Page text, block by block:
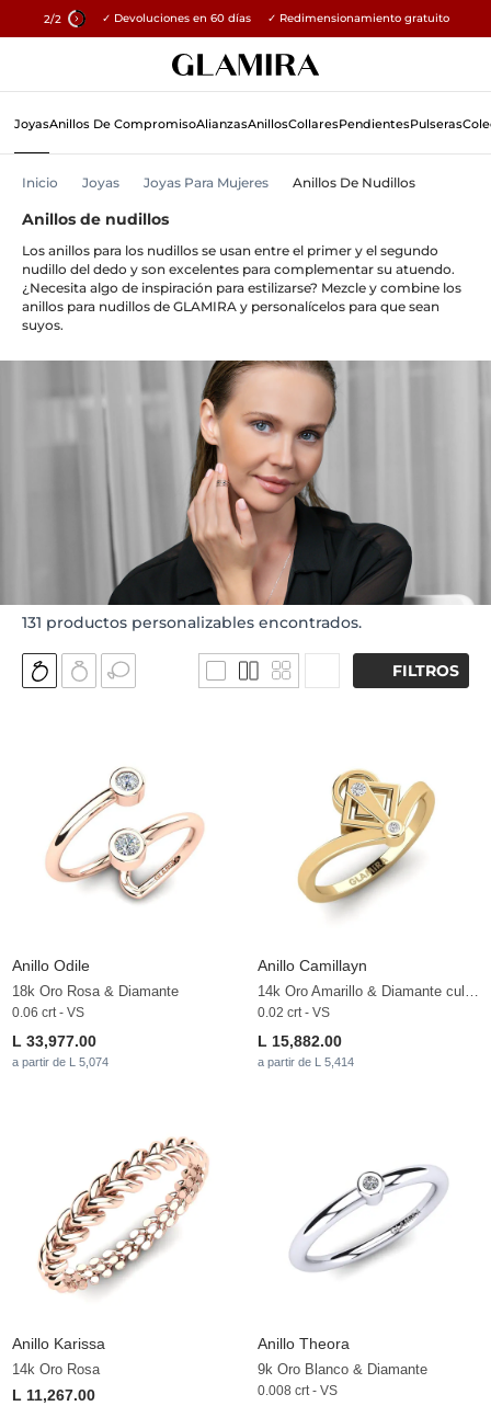
2/2 15% en todos los pedidos →
✓ Devoluciones en 60 días ✓ Redimensionamiento gratuito
Content
JoyasAnillos De CompromisoAlianzasAnillosCollaresPendientesPulseras
Inicio Joyas Joyas Para Mujeres Anillos De Nudillos
Anillos de nudillos
Los anillos para los nudillos se usan entre el primer y el segundo
nudillo del dedo y son excelentes para complementar su atuendo.
¿Necesita algo de inspiración para estilizarse? Mezcle y combine los
anillos para nudillos de GLAMIRA y personalícelos para que sean
suyos.
131 productos personalizables encontrados.
FILTROS
Anillo Odile
18k Oro Rosa & Diamante
0.06 crt - VS
L 33,977.00
a partir de L 5,074
Anillo Camillayn
14k Oro Amarillo & Diamante cultivado en laboratorio
0.02 crt - VS
L 15,882.00
a partir de L 5,414
Anillo Karissa
14k Oro Rosa
L 11,267.00
Anillo Theora
9k Oro Blanco & Diamante
0.008 crt - VS